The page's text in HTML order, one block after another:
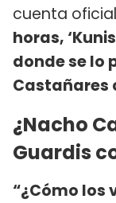
cuenta
horas,
donde se lo
Castañares
¿Nacho
Guardis
“¿Cómo los